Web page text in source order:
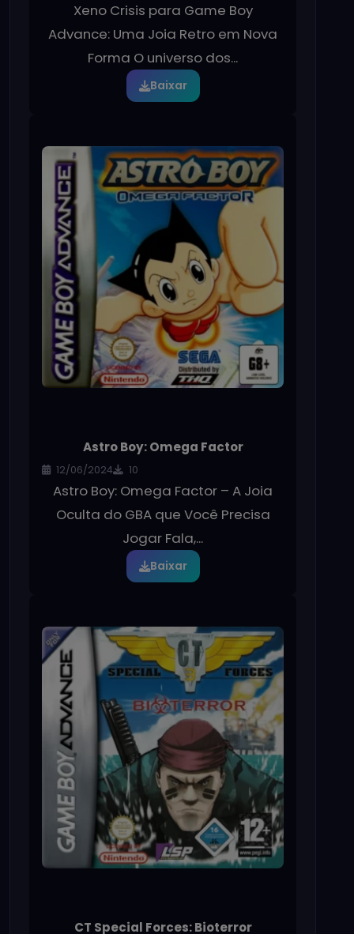
Xeno Crisis para Game Boy
Advance: Uma Joia Retro em Nova
Forma O universo dos...
Baixar
Astro Boy: Omega Factor
12/06/2024 10
Astro Boy: Omega Factor – A Joia
Oculta do GBA que Você Precisa
Jogar Fala,...
Baixar
CT Special Forces: Bioterror